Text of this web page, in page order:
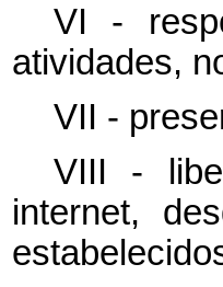
VI -
atividades,
VII -
VIII -
internet,